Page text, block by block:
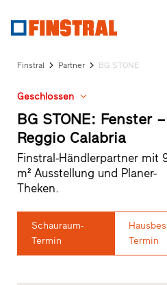
Glaswände
Service
Partner-
Programm
Händlersuche
Schnelleinstiege
Finstral Partner BG STONE
Geschlossen
BG STONE: Fenster –
Reggio Calabria
Finstral-Händlerpartner mit
m² Ausstellung und Planer-
Theken.
Schauraum-
Termin
Termin